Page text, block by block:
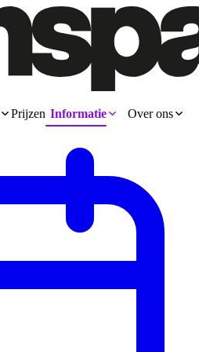
Prijzen Informatie Over ons